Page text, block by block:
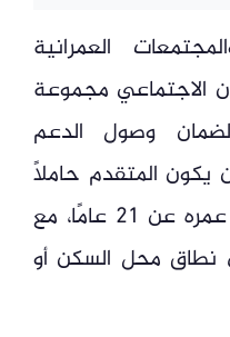
العمرانية
الاجتماعي مجموعة
وصول الدعم
المتقدم حاملًا
للجنسية المصرية وألا يقل عمره عن 21 عامًا، مع
نطاق محل السكن أو